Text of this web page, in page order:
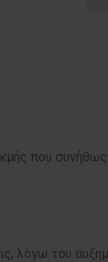
που
λόγω του